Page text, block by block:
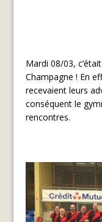
Mardi 08/03,
Champagne ! En
recevaient leurs
conséquent le
rencontres.